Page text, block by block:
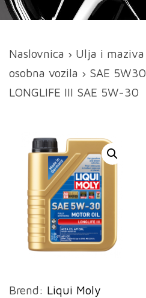
Naslovnica › Ulja i maziva
osobna vozila › SAE 5W30
LONGLIFE III SAE 5W-30
Brend: Liqui Moly